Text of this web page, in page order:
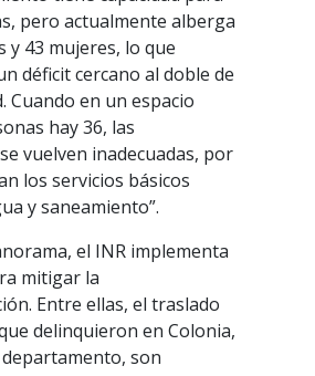
pero actualmente alberga
y 43 mujeres, lo que
déficit cercano al doble de
Cuando en un espacio
hay 36, las
vuelven inadecuadas, por
los servicios básicos
y saneamiento”.
el INR implementa
mitigar la
Entre ellas, el traslado
delinquieron en Colonia,
son